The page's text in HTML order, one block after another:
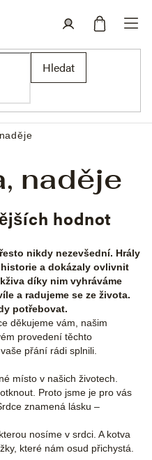
Hledat
naděje
hodnot
nikdy nezevšední. Hrály
a dokázaly ovlivnit
díky nim vyhráváme
a radujeme se ze života.
potřebovat.
děkujeme vám, našim
provedení těchto
přání rádi splnili.
místo v našich životech.
Proto jsme je pro vás
znamená lásku –
nosíme v srdci. A kotva
které nám osud přichystá.